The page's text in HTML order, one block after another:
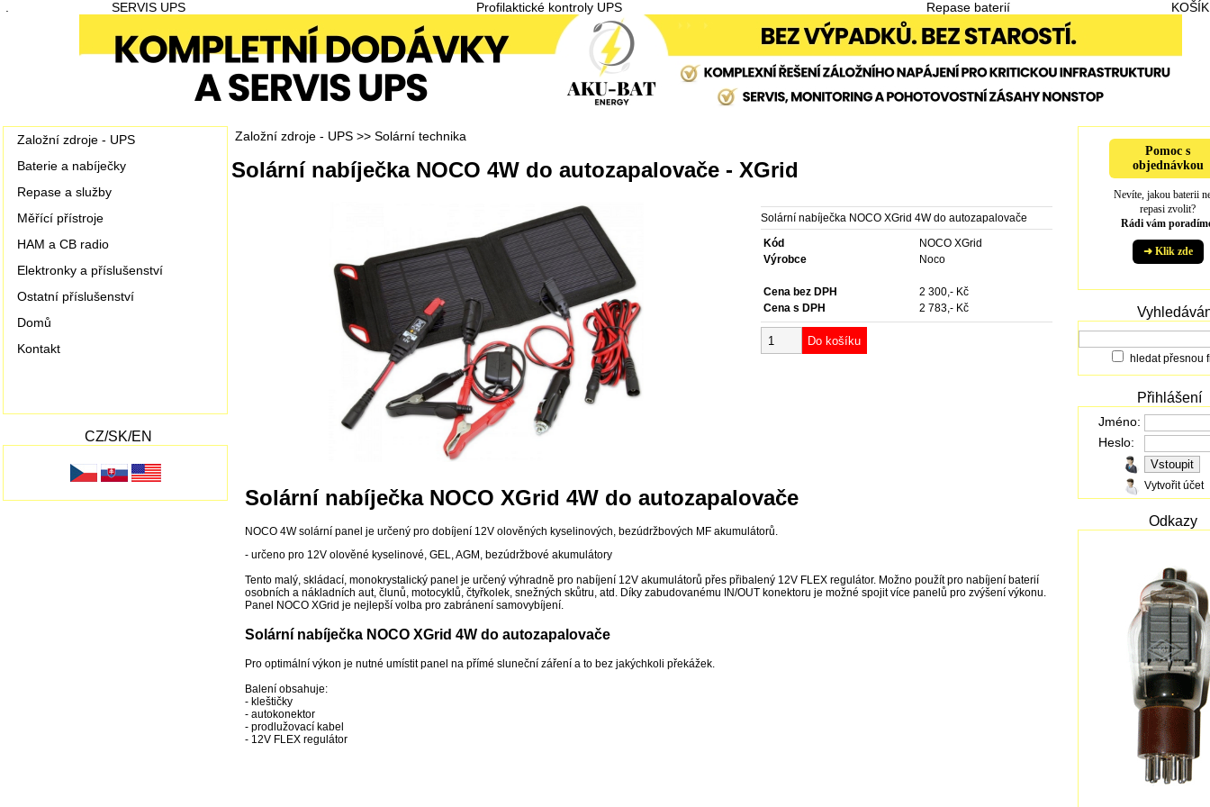
SERVIS UPS Profilaktické kontroly UPS Repase baterií KOŠÍK
Založní zdroje - UPS
Baterie a nabíječky
Repase a služby
Měřící přístroje
HAM a CB radio
Elektronky a příslušenství
Ostatní příslušenství
Domů
Kontakt
CZ/SK/EN
Založní zdroje - UPS>> Solární technika
Solární nabíječka NOCO 4W do autozapalovače - XGrid
Solární nabíječka NOCO XGrid 4W do autozapalovače
Kód
NOCO XGrid
Výrobce
Noco
Cena bez DPH
2 300,- Kč
Cena s DPH
2 783,- Kč
Do košíku
Solární nabíječka NOCO XGrid 4W do autozapalovače
NOCO 4W solární panel je určený pro dobíjení 12V olověných kyselinových, bezúdržbových MF akumulátorů.
- určeno pro 12V olověné kyselinové, GEL, AGM, bezúdržbové akumulátory
Tento malý, skládací, monokrystalický panel je určený výhradně pro nabíjení 12V akumulátorů přes přibalený 12V FLEX regulátor. Možno použít pro nabíjení baterií
osobních a nákladních aut, člunů, motocyklů, čtyřkolek, snežných skůtru, atd. Díky zabudovanému IN/OUT konektoru je možné spojit více panelů pro zvýšení výkonu.
Panel NOCO XGrid je nejlepší volba pro zabránení samovybíjení.
Solární nabíječka NOCO XGrid 4W do autozapalovače
Pro optimální výkon je nutné umístit panel na přímé sluneční záření a to bez jakýchkoli překážek.
Balení obsahuje:
- kleštičky
- autokonektor
- prodlužovací kabel
- 12V FLEX regulátor
Pomoc s
objednávkou
Nevíte, jakou baterii
repasi zvolit?
Rádi vám
➜ Klik zde
hledat přesnou
Přihlášení
Jméno:
Heslo:
Vytvořit účet
Odkazy